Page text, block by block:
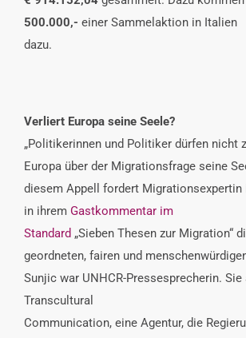
500.000,- einer Sammelaktion in Italien
dazu.
Verliert Europa seine Seele?
„Politikerinnen und Politiker dürfen nicht
Europa über der Migrationsfrage seine
diesem Appell fordert
in ihrem Gastkommentar im
Standard „Sieben Thesen zur Migration“
geordneten, fairen und
Sunjic war UNHCR-Pressesprecherin.
Transcultural
Communication, eine Agentur, die